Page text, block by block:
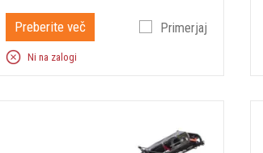
Preberite več Primerjaj
Ni na zalogi